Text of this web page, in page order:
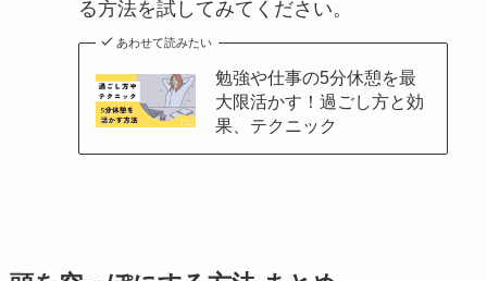
る方法を試してみてください。
あわせて読みたい
勉強や仕事の5分休憩を最
大限活かす！過ごし方と効
果、テクニック